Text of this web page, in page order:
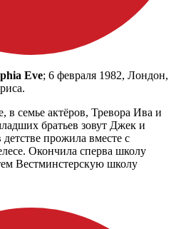
Eve; 6 февраля 1982, Лондон,
в семье актёров, Тревора Ива и
братьев зовут Джек и
прожила вместе с
Окончила сперва школу
Вестминстерскую школу